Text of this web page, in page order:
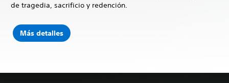
de tragedia, sacrificio y redención.
Más detalles